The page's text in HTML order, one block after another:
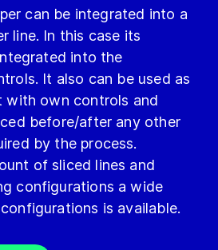
can be integrated into a
line. In this case its
into the
It also can be used as
with own controls and
before/after any other
by the process.
of sliced lines and
configurations a wide
is available.